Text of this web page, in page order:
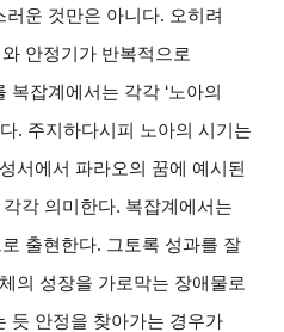
운 것만은 아니다. 오히려
안정기가 반복적으로
잡계에서는 각각 ‘노아의
다. 주지하다시피 노아의 시기는
서에서 파라오의 꿈에 예시된
각 의미한다. 복잡계에서는
출현한다. 그토록 성과를 잘
의 성장을 가로막는 장애물로
듯 안정을 찾아가는 경우가